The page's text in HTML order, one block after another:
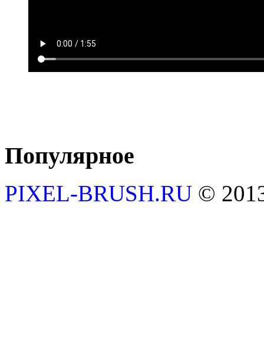
Популярное
PIXEL-BRUSH.RU ©